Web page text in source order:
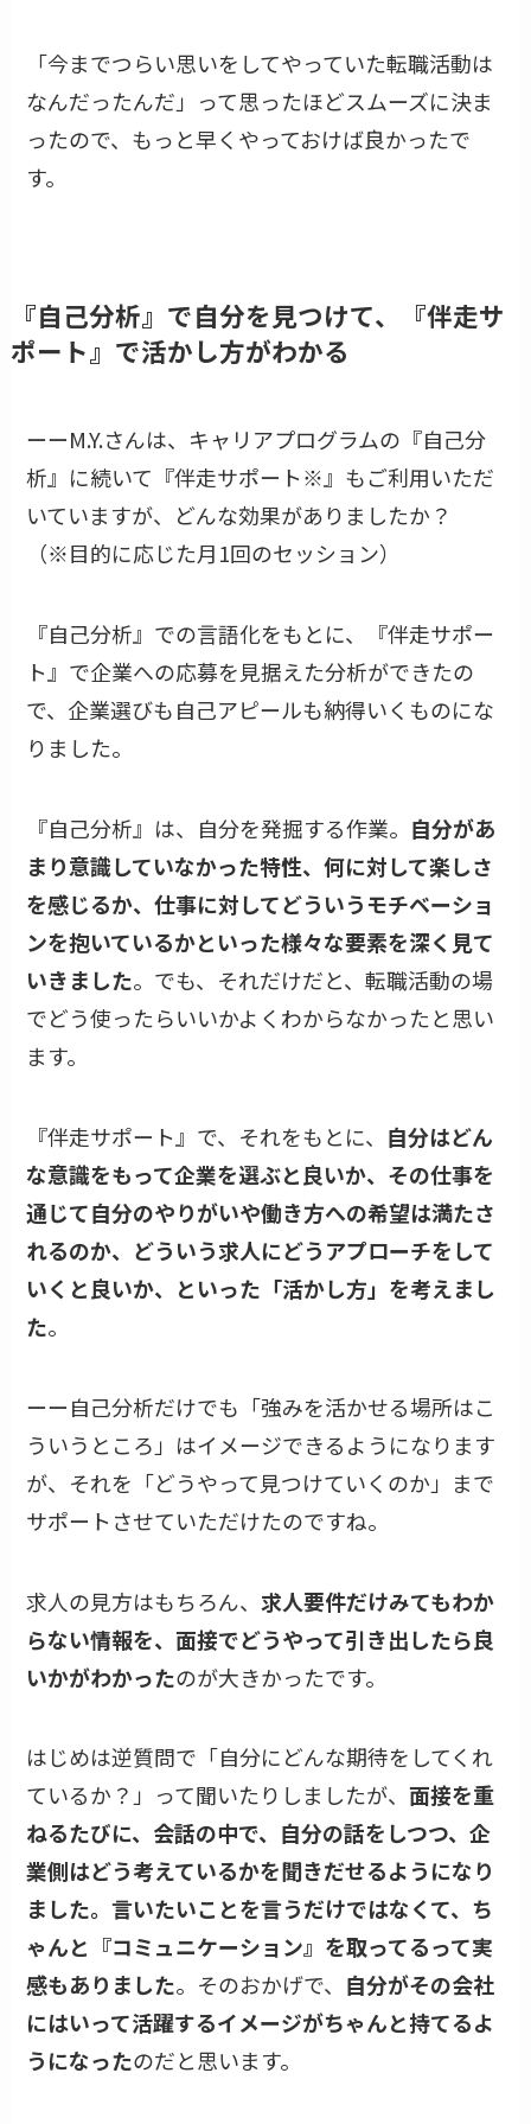
「今までつらい思いをしてやっていた転職活動は
なんだったんだ」って思ったほどスムーズに決ま
ったので、もっと早くやっておけば良かったで
す。
『自己分析』で自分を見つけて、『伴走サ
ポート』で活かし方がわかる
ーーM.Y.さんは、キャリアプログラムの『自己分
析』に続いて『伴走サポート※』もご利用いただ
いていますが、どんな効果がありましたか？
（※目的に応じた月1回のセッション）
『自己分析』での言語化をもとに、『伴走サポー
ト』で企業への応募を見据えた分析ができたの
で、企業選びも自己アピールも納得いくものにな
りました。
『自己分析』は、自分を発掘する作業。 自分があ
まり意識していなかった特性、何に対して楽しさ
を感じるか、仕事に対してどういうモチベーショ
ンを抱いているかといった様々な要素を深く見て
いきました。でも、それだけだと、転職活動の場
でどう使ったらいいかよくわからなかったと思い
ます。
『伴走サポート』で、それをもとに、 自分はどん
な意識をもって企業を選ぶと良いか、その仕事を
通じて自分のやりがいや働き方への希望は満たさ
れるのか、どういう求人にどうアプローチをして
いくと良いか、といった「活かし方」を考えまし
た。
ーー自己分析だけでも「強みを活かせる場所はこ
ういうところ」はイメージできるようになります
が、それを「どうやって見つけていくのか」まで
サポートさせていただけたのですね。
求人の見方はもちろん、求人要件だけみてもわか
らない情報を、面接でどうやって引き出したら良
いかがわかったのが大きかったです。
はじめは逆質問で「自分にどんな期待をしてくれ
ているか？」って聞いたりしましたが、 面接を重
ねるたびに、会話の中で、自分の話をしつつ、企
業側はどう考えているかを聞きだせるようになり
ました。言いたいことを言うだけではなくて、ち
ゃんと『コミュニケーション』を取ってるって実
感もありました。そのおかげで、 自分がその会社
にはいって活躍するイメージがちゃんと持てるよ
うになったのだと思います。